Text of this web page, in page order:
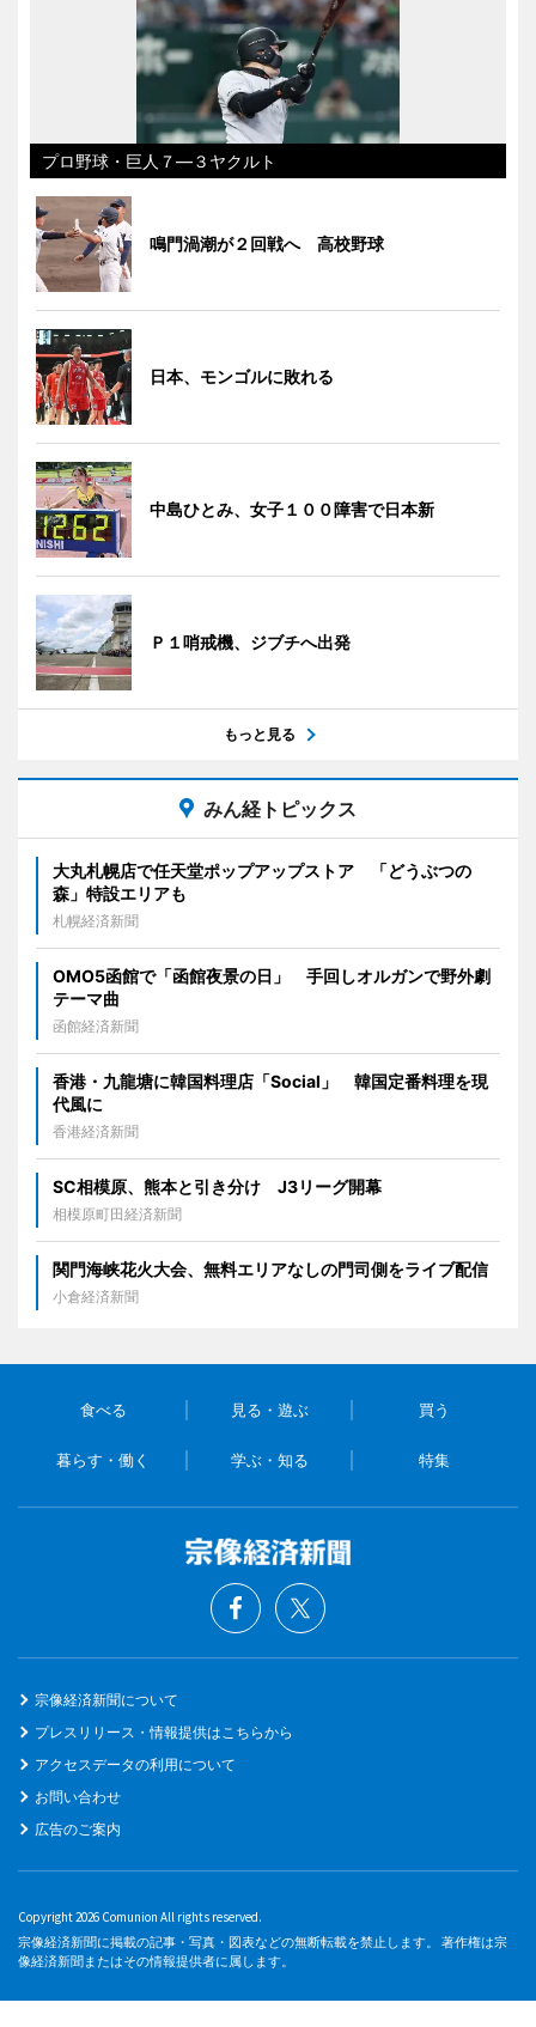
プロ野球・巨人７―３ヤクルト
鳴門渦潮が２回戦へ 高校野球
日本、モンゴルに敗れる
中島ひとみ、女子１００障害で日本新
Ｐ１哨戒機、ジブチへ出発
もっと見る
みん経トピックス
大丸札幌店で任天堂ポップアップストア 「どうぶつの
森」特設エリアも
札幌経済新聞
OMO5函館で「函館夜景の日」 手回しオルガンで野外劇
テーマ曲
函館経済新聞
香港・九龍塘に韓国料理店「Social」 韓国定番料理を現
代風に
香港経済新聞
SC相模原、熊本と引き分け J3リーグ開幕
相模原町田経済新聞
関門海峡花火大会、無料エリアなしの門司側をライブ配信
小倉経済新聞
食べる 見る・遊ぶ 買う
暮らす・働く 学ぶ・知る 特集
宗像経済新聞について
プレスリリース・情報提供はこちらから
アクセスデータの利用について
お問い合わせ
広告のご案内
Copyright 2026 Comunion All rights reserved.
宗像経済新聞に掲載の記事・写真・図表などの無断転載を禁止します。 著作権は宗
像経済新聞またはその情報提供者に属します。